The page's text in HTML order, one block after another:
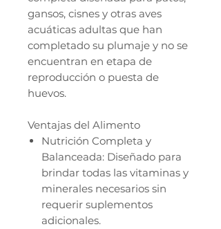
gansos, cisnes y otras aves
acuáticas adultas que han
completado su plumaje y no se
encuentran en etapa de
reproducción o puesta de
huevos.
Ventajas del Alimento
Nutrición Completa y
Balanceada: Diseñado para
brindar todas las vitaminas y
minerales necesarios sin
requerir suplementos
adicionales.